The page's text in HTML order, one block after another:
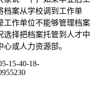
档案从学校调到工作单
工作单位不能够管理档案
选择把档案托管到人才中
或人力资源部。